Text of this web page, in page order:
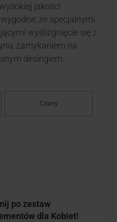
jakości
ze specjalnymi
wyślizgnięcie się z
zamykaniem na
desingiem.
Czarny
po zestaw
dla Kobiet!